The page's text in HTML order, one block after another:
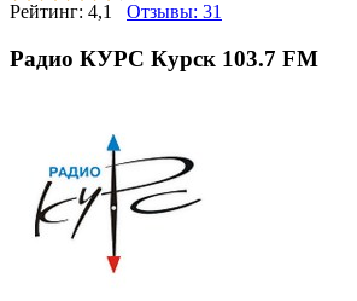
Рейтинг: 4,1 Отзывы: 31
Радио КУРС Курск 103.7 FM